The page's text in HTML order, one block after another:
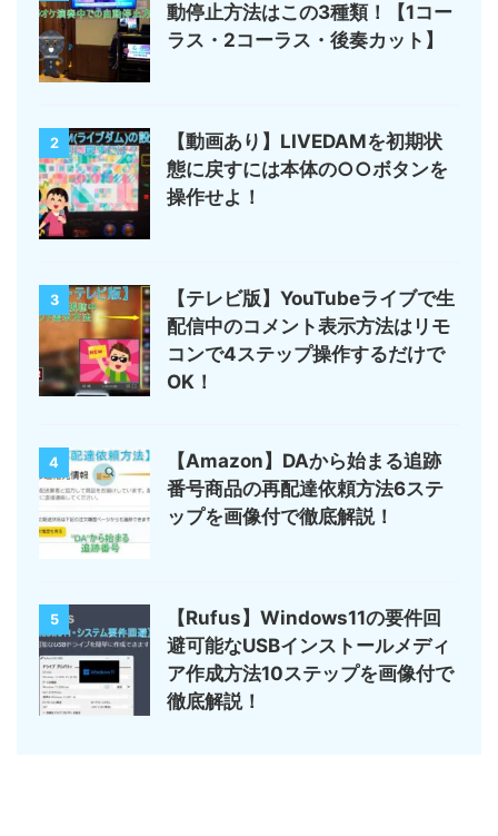
動停止方法はこの3種類！【1コー
ラス・2コーラス・後奏カット】
2
【動画あり】LIVEDAMを初期状
態に戻すには本体の○○ボタンを
操作せよ！
3
【テレビ版】YouTubeライブで生
配信中のコメント表示方法はリモ
コンで4ステップ操作するだけで
OK！
4
【Amazon】DAから始まる追跡
番号商品の再配達依頼方法6ステ
ップを画像付で徹底解説！
5
【Rufus】Windows11の要件回
避可能なUSBインストールメディ
ア作成方法10ステップを画像付で
徹底解説！